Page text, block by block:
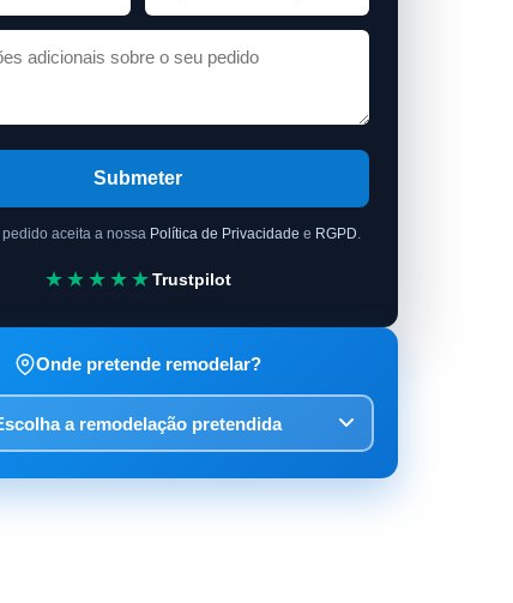
Submeter
aceita a nossa Política de Privacidade e RGPD
★★★★★Trustpilot
Onde pretende remodelar?